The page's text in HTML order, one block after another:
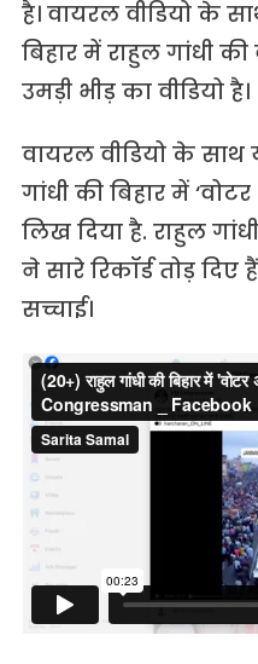
है। वायरल वीडियो के
बिहार में राहुल गांधी की
उमड़ी भीड़ का वीडियो है।
वायरल वीडियो के
गांधी की बिहार में
लिख दिया है. राहुल
ने सारे रिकॉर्ड तोड़ दिए
सच्चाई।